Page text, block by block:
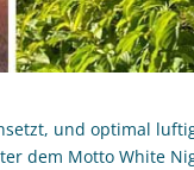
und optimal
dem Motto White